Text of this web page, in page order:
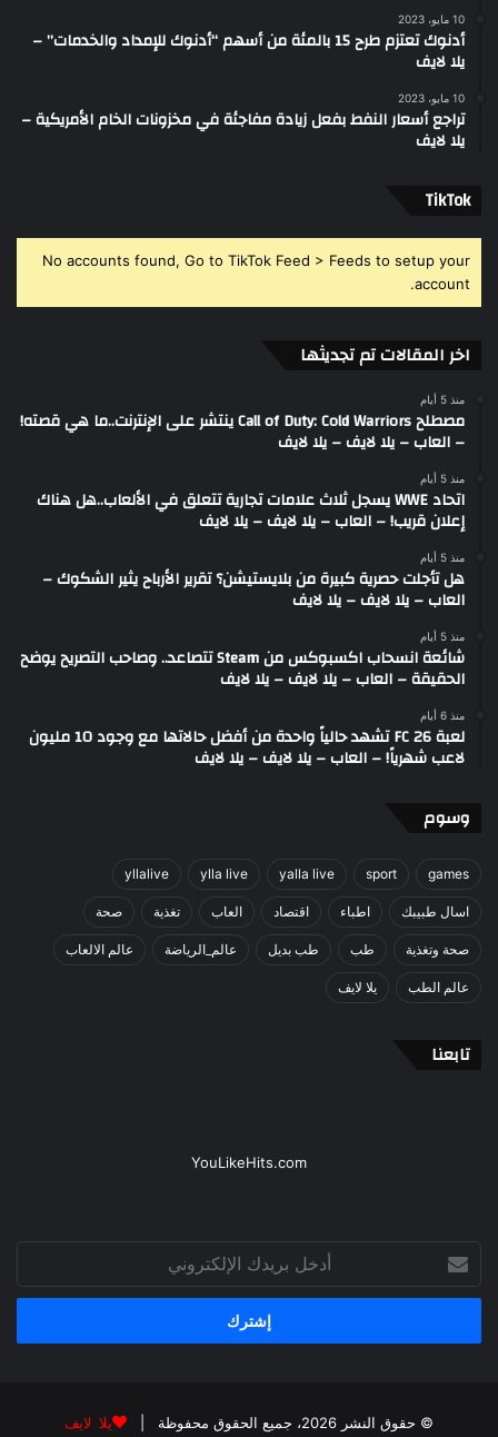
10 مايو، 2023
أدنوك تعتزم طرح 15 بالمئة من أسهم “أدنوك للإمداد والخدمات” –
يلا لايف
10 مايو، 2023
تراجع أسعار النفط بفعل زيادة مفاجئة في مخزونات الخام الأمريكية –
يلا لايف
‫TikTok
No accounts found, Go to TikTok Feed > Feeds to setup your
account.
اخر المقالات تم تجديثها
منذ 5 أيام
مصطلح Call of Duty: Cold Warriors ينتشر على الإنترنت..ما هي قصته!
– العاب – يلا لايف – يلا لايف
منذ 5 أيام
اتحاد WWE يسجل ثلاث علامات تجارية تتعلق في الألعاب..هل هناك
إعلان قريب! – العاب – يلا لايف – يلا لايف
منذ 5 أيام
هل تأجلت حصرية كبيرة من بلايستيشن؟ تقرير الأرباح يثير الشكوك –
العاب – يلا لايف – يلا لايف
منذ 5 أيام
شائعة انسحاب اكسبوكس من Steam تتصاعد.. وصاحب التصريح يوضح
الحقيقة – العاب – يلا لايف – يلا لايف
منذ 6 أيام
لعبة FC 26 تشهد حالياً واحدة من أفضل حالاتها مع وجود 10 مليون
لاعب شهرياً! – العاب – يلا لايف – يلا لايف
وسوم
games
sport
yalla live
ylla live
yllalive
اسال طبيبك اطباء اقتصاد العاب تغذية صحة
صحة وتغذية طب طب بديل عالم_الرياضة عالم الالعاب
عالم الطب يلا لايف
تابعنا
YouLikeHits.com
بريدك
الإلكتروني
© حقوق النشر 2026، جميع الحقوق محفوظة | يلا لايف